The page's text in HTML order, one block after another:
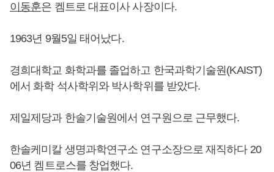
이동훈은 켐트로 대표이사 사장이다.
1963년 9월5일 태어났다.
경희대학교 화학과를 졸업하고 한국과학기술원(KAIST)
에서 화학 석사학위와 박사학위를 받았다.
제일제당과 한솔기술원에서 연구원으로 근무했다.
한솔케미칼 생명과학연구소 연구소장으로 재직하다 20
06년 켐트로스를 창업했다.